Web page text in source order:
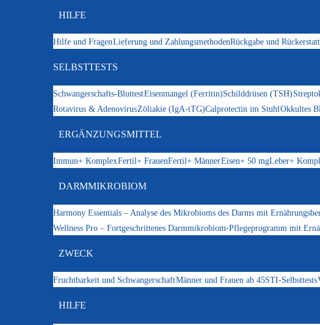
HILFE
Hilfe und FragenLieferung und ZahlungsmethodenRückgabe und
SELBSTTESTS
Schwangerschafts-BluttestEisenmangel (Ferritin)Schilddrüsen (TSH)
Rotavirus & AdenovirusZöliakie (IgA-tTG)Calprotectin im StuhlOkkultes
ERGÄNZUNGSMITTEL
Immun+ KomplexFertil+ FrauenFertil+ MännerEisen+ 50 mgLeber+
DARMMIKROBIOM
Harmony Essentials – Analyse des Mikrobioms des Darms mit
Wellness Pro – Fortgeschrittenes Darmmikrobiom-Pflegeprogramm mit
ZWECK
Fruchtbarkeit und SchwangerschaftMänner und Frauen ab 45STI-Selbsttests
HILFE